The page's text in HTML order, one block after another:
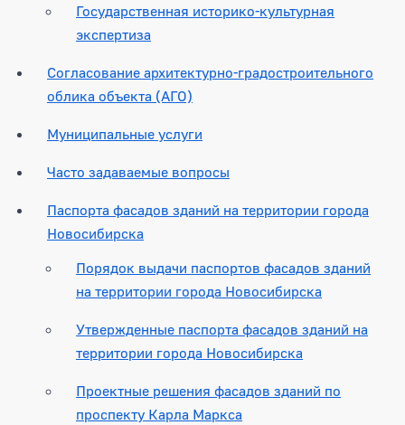
Государственная историко-культурная
экспертиза
Согласование архитектурно-градостроительного
облика объекта (АГО)
Муниципальные услуги
Часто задаваемые вопросы
Паспорта фасадов зданий на территории города
Новосибирска
Порядок выдачи паспортов фасадов зданий
на территории города Новосибирска
Утвержденные паспорта фасадов зданий на
территории города Новосибирска
Проектные решения фасадов зданий по
проспекту Карла Маркса